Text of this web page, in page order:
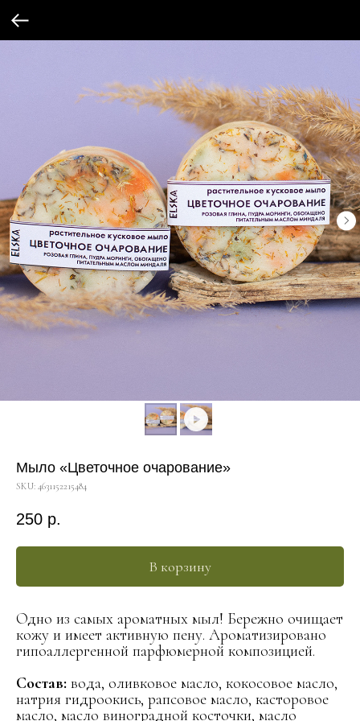
Мыло «Цветочное очарование»
SKU: 4631152215484
250 р.
В корзину
Одно из самых ароматных мыл! Бережно очищает
кожу и имеет активную пену. Ароматизировано
гипоаллергенной парфюмерной композицией.
Состав: вода, оливковое масло, кокосовое масло,
натрия гидроокись, рапсовое масло, касторовое
масло, масло виноградной косточки, масло